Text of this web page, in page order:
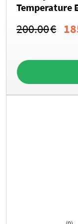
Temperature
200.00€